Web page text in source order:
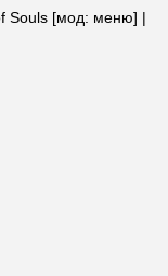
Souls [мод: меню] |